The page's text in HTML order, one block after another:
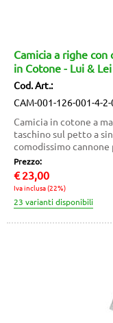
Camicia a righe
in Cotone - Lui & Lei
Cod. Art.:
CAM-001-126-001-4-2-
Camicia in cotone a
taschino sul petto a
comodissimo cannone
Prezzo:
€ 23,00
Iva inclusa (22%)